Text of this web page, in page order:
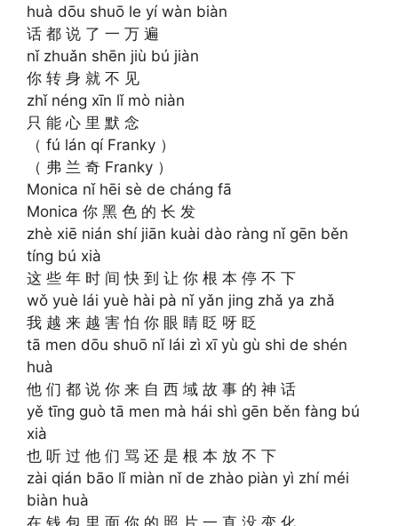
huà dōu shuō le yí wàn biàn
话 都 说 了 一 万 遍
nǐ zhuǎn shēn jiù bú jiàn
你 转 身 就 不 见
zhǐ néng xīn lǐ mò niàn
只 能 心 里 默 念
（ fú lán qí Franky ）
（ 弗 兰 奇 Franky ）
Monica nǐ hēi sè de cháng fā
Monica 你 黑 色 的 长 发
zhè xiē nián shí jiān kuài dào ràng nǐ gēn běn
tíng bú xià
这 些 年 时 间 快 到 让 你 根 本 停 不 下
wǒ yuè lái yuè hài pà nǐ yǎn jing zhǎ ya zhǎ
我 越 来 越 害 怕 你 眼 睛 眨 呀 眨
tā men dōu shuō nǐ lái zì xī yù gù shi de shén
huà
他 们 都 说 你 来 自 西 域 故 事 的 神 话
yě tīng guò tā men mà hái shì gēn běn fàng bú
xià
也 听 过 他 们 骂 还 是 根 本 放 不 下
zài qián bāo lǐ miàn nǐ de zhào piàn yì zhí méi
biàn huà